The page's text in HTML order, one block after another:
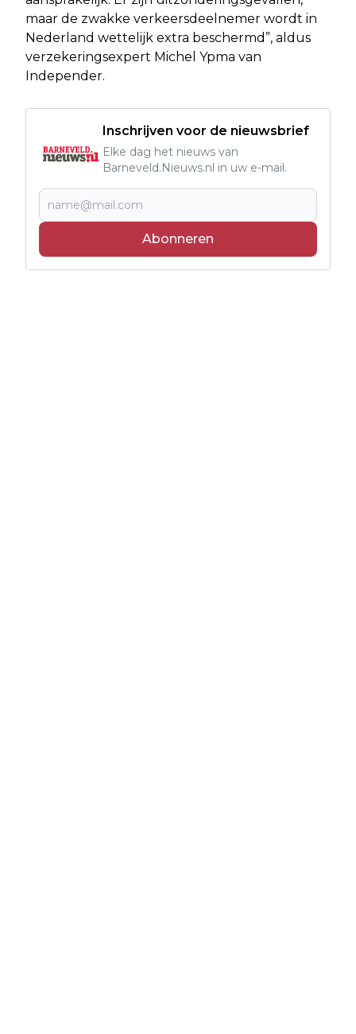
maar de zwakke verkeersdeelnemer wordt in
Nederland wettelijk extra beschermd”, aldus
verzekeringsexpert Michel Ypma van
Independer.
Inschrijven voor de nieuwsbrief
Elke dag het nieuws van
Barneveld.Nieuws.nl in uw e-mail.
Abonneren